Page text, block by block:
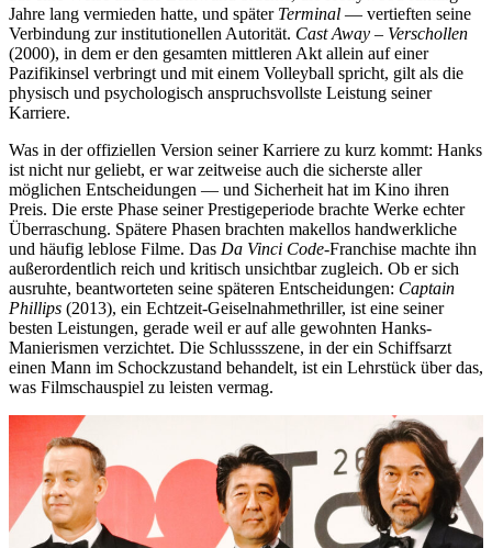
Jahre lang vermieden hatte, und später Terminal — vertieften seine
Verbindung zur institutionellen Autorität. Cast Away – Verschollen
(2000), in dem er den gesamten mittleren Akt allein auf einer
Pazifikinsel verbringt und mit einem Volleyball spricht, gilt als die
physisch und psychologisch anspruchsvollste Leistung seiner
Karriere.
Was in der offiziellen Version seiner Karriere zu kurz kommt: Hanks
ist nicht nur geliebt, er war zeitweise auch die sicherste aller
möglichen Entscheidungen — und Sicherheit hat im Kino ihren
Preis. Die erste Phase seiner Prestigeperiode brachte Werke echter
Überraschung. Spätere Phasen brachten makellos handwerkliche
und häufig leblose Filme. Das Da Vinci Code-Franchise machte ihn
außerordentlich reich und kritisch unsichtbar zugleich. Ob er sich
ausruhte, beantworteten seine späteren Entscheidungen: Captain
Phillips (2013), ein Echtzeit-Geiselnahmethriller, ist eine seiner
besten Leistungen, gerade weil er auf alle gewohnten Hanks-
Manierismen verzichtet. Die Schlussszene, in der ein Schiffsarzt
einen Mann im Schockzustand behandelt, ist ein Lehrstück über das,
was Filmschauspiel zu leisten vermag.